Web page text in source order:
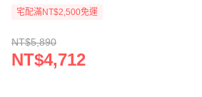
宅配滿NT$2,500免運
NT$5,890
NT$4,712